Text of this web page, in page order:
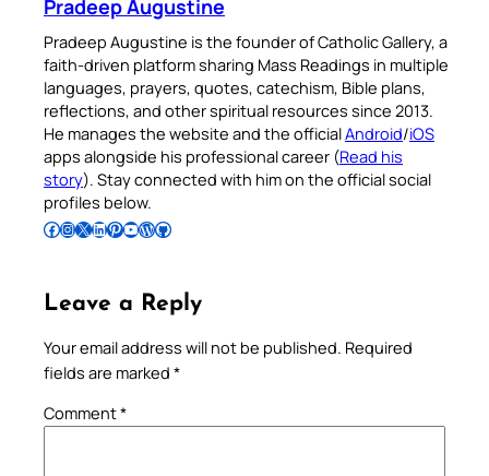
Pradeep Augustine
Pradeep Augustine is the founder of Catholic Gallery, a
faith-driven platform sharing Mass Readings in multiple
languages, prayers, quotes, catechism, Bible plans,
reflections, and other spiritual resources since 2013.
He manages the website and the officialAndroid/iOS
apps alongside his professional career (Read his
story). Stay connected with him on the official social
profiles below.
Follow Pradeep on Facebook Follow Pradeep on InstagramFollow Pradeep on X Follow Pradeep on LinkedIn Follow Pradeep on Pinterest Subscribe to Pradeep’s Youtube Channel Follow Pradeep on WordPress Follow Pradeep on GitHub
Leave a Reply
Your email address will not be published. Required
fields are marked *
Comment*